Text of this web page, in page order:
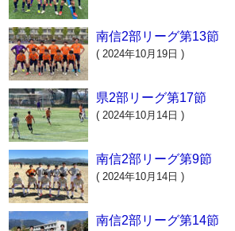
南信2部リーグ第13節
( 2024年10月19日 )
県2部リーグ第17節
( 2024年10月14日 )
南信2部リーグ第9節
( 2024年10月14日 )
南信2部リーグ第14節